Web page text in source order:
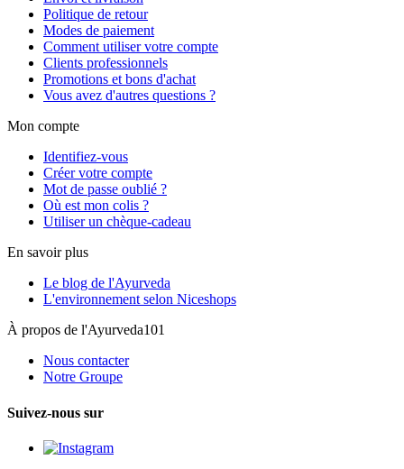
Politique de retour
Modes de paiement
Comment utiliser votre compte
Clients professionnels
Promotions et bons d'achat
Vous avez d'autres questions ?
Mon compte
Identifiez-vous
Créer votre compte
Mot de passe oublié ?
Où est mon colis ?
Utiliser un chèque-cadeau
En savoir plus
Le blog de l'Ayurveda
L'environnement selon Niceshops
À propos de l'Ayurveda101
Nous contacter
Notre Groupe
Suivez-nous sur